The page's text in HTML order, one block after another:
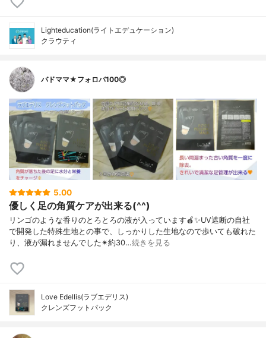
Lighteducation(ライトエデュケーション)
クラウティ
バドママ★フォロバ100◎
5.00
優しく足の角質ケアが出来る(^^)
リンゴのような香りのとろとろの液が入っています🍎✨UV遮断の自社
で開発した特殊生地との事で、しっかりした生地なので歩いても破れた
り、液が漏れませんでした✴約30…続きを見る
Love Edellis(ラブエデリス)
クレンズフットパック